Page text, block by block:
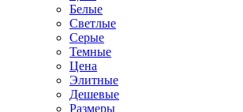
Белые
Светлые
Серые
Темные
Цена
Элитные
Дешевые
Размеры